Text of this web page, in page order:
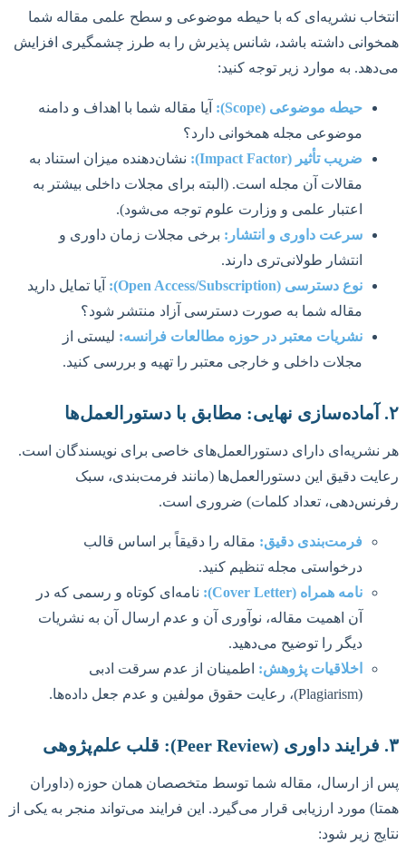
انتخاب نشریه‌ای که با حیطه موضوعی و سطح علمی مقاله شما
همخوانی داشته باشد، شانس پذیرش را به طرز چشمگیری افزایش
می‌دهد. به موارد زیر توجه کنید:
حیطه موضوعی (Scope):
آیا مقاله شما با اهداف و دامنه
موضوعی مجله همخوانی دارد؟
ضریب تأثیر (Impact Factor):
نشان‌دهنده میزان استناد به
مقالات آن مجله است. (البته برای مجلات داخلی بیشتر به
اعتبار علمی و وزارت علوم توجه می‌شود).
سرعت داوری و انتشار: برخی مجلات زمان داوری و
انتشار طولانی‌تری دارند.
نوع دسترسی (Open Access/Subscription):
آیا تمایل دارید
مقاله شما به صورت دسترسی آزاد منتشر شود؟
نشریات معتبر در حوزه مطالعات فرانسه: لیستی از
مجلات داخلی و خارجی معتبر را تهیه و بررسی کنید.
۲. آماده‌سازی نهایی: مطابق با دستورالعمل‌ها
هر نشریه‌ای دارای دستورالعمل‌های خاصی برای نویسندگان است.
رعایت دقیق این دستورالعمل‌ها (مانند فرمت‌بندی، سبک
رفرنس‌دهی، تعداد کلمات) ضروری است.
فرمت‌بندی دقیق: مقاله را دقیقاً بر اساس قالب
درخواستی مجله تنظیم کنید.
نامه همراه (Cover Letter):
نامه‌ای کوتاه و رسمی که در
آن اهمیت مقاله، نوآوری آن و عدم ارسال آن به نشریات
دیگر را توضیح می‌دهید.
اخلاقیات پژوهش: اطمینان از عدم سرقت ادبی
(Plagiarism)، رعایت حقوق مولفین و عدم جعل داده‌ها.
۳. فرایند داوری (Peer Review): قلب علم‌پژوهی
پس از ارسال، مقاله شما توسط متخصصان همان حوزه (داوران
همتا) مورد ارزیابی قرار می‌گیرد. این فرایند می‌تواند منجر به یکی از
نتایج زیر شود: